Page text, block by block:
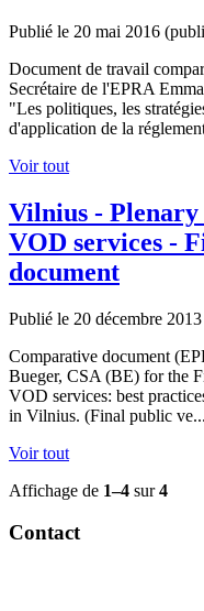
Publié le 20 mai 2016
Document de travail
Secrétaire de l'EPRA
"Les politiques, les
d'application de la
Voir tout
Vilnius - Plenary
VOD services -
document
Publié le 20 décembre 2013
Comparative document
Bueger, CSA (BE) for the
VOD services: best
in Vilnius. (Final public ve...
Voir tout
Affichage de 1–4 sur4
Contact